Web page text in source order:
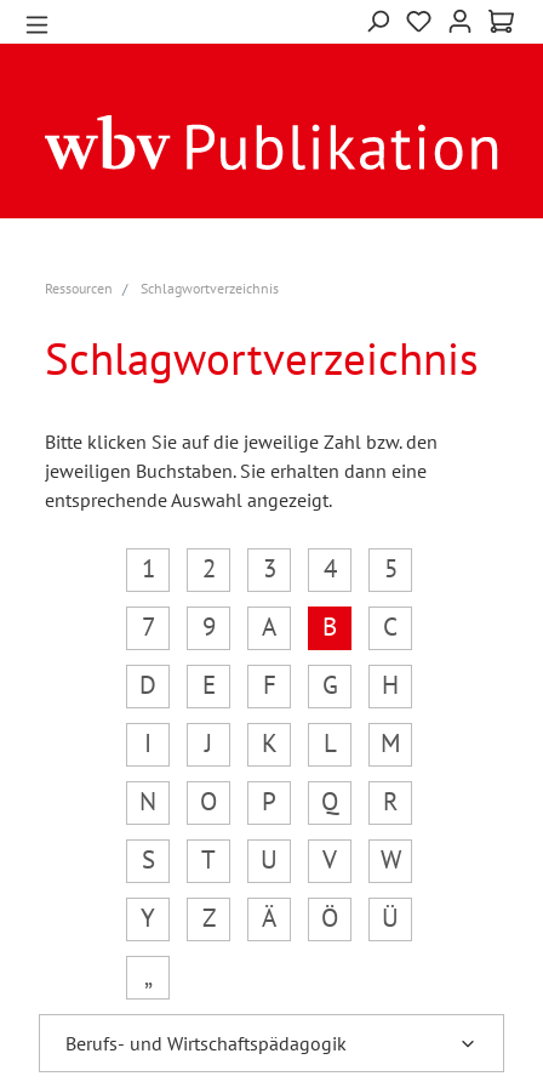
Ressourcen Schlagwortverzeichnis
Schlagwortverzeichnis
Bitte klicken Sie auf die jeweilige Zahl bzw. den
jeweiligen Buchstaben. Sie erhalten dann eine
entsprechende Auswahl angezeigt.
1 2 3 4
5
7
9 A B
C
D
E F G
H
I
J K L
M
N
O P Q
R
S
T U V
W
Y
Z Ä Ö
Ü
„